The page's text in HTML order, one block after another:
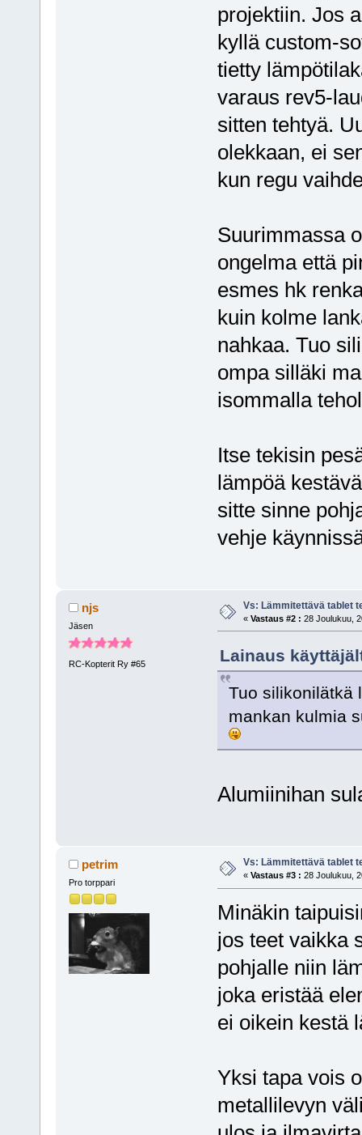
projektiin. Jos
kyllä custom-
tietty
varaus rev5-
sitten tehtyä.
olekkaan, ei
kun regu
Suurimmassa
ongelma että
esmes hk
kuin kolme
nahkaa. Tuo
ompa silläki
isommalla
Itse tekisin
lämpöä
sitte sinne
vehje
njs
Jäsen
RC-Kopterit Ry #65
Vs: Lämmitettävä tablet
« Vastaus #2 : 28 Joulukuu,
Lainaus
Tuo silikonilätkä
mankan kulmia
Alumiinihan
petrim
Pro torppari
Vs: Lämmitettävä tablet
« Vastaus #3 : 28 Joulukuu,
Minäkin
jos teet vaikka
pohjalle niin
joka eristää
ei oikein kestä
Yksi tapa vois
metallilevyn